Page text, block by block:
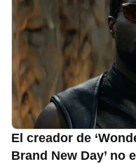
El creador de
Brand New Day’ no